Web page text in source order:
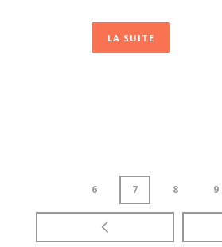
LA SUITE
6 7 8 9